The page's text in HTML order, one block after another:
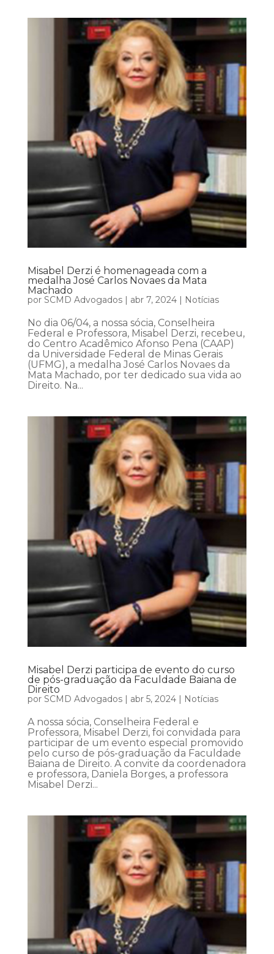
Misabel Derzi é homenageada com a
medalha José Carlos Novaes da Mata
Machado
por SCMD Advogados| abr 7, 2024| Notícias
No dia 06/04, a nossa sócia, Conselheira
Federal e Professora, Misabel Derzi, recebeu,
do Centro Acadêmico Afonso Pena (CAAP)
da Universidade Federal de Minas Gerais
(UFMG), a medalha José Carlos Novaes da
Mata Machado, por ter dedicado sua vida ao
Direito. Na...
Misabel Derzi participa de evento do curso
de pós-graduação da Faculdade Baiana de
Direito
por SCMD Advogados| abr 5, 2024| Notícias
A nossa sócia, Conselheira Federal e
Professora, Misabel Derzi, foi convidada para
participar de um evento especial promovido
pelo curso de pós-graduação da Faculdade
Baiana de Direito. A convite da coordenadora
e professora, Daniela Borges, a professora
Misabel Derzi...